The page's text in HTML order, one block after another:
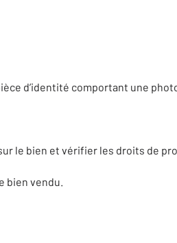
d’identité comportant une
le bien et vérifier les droits de
bien vendu.